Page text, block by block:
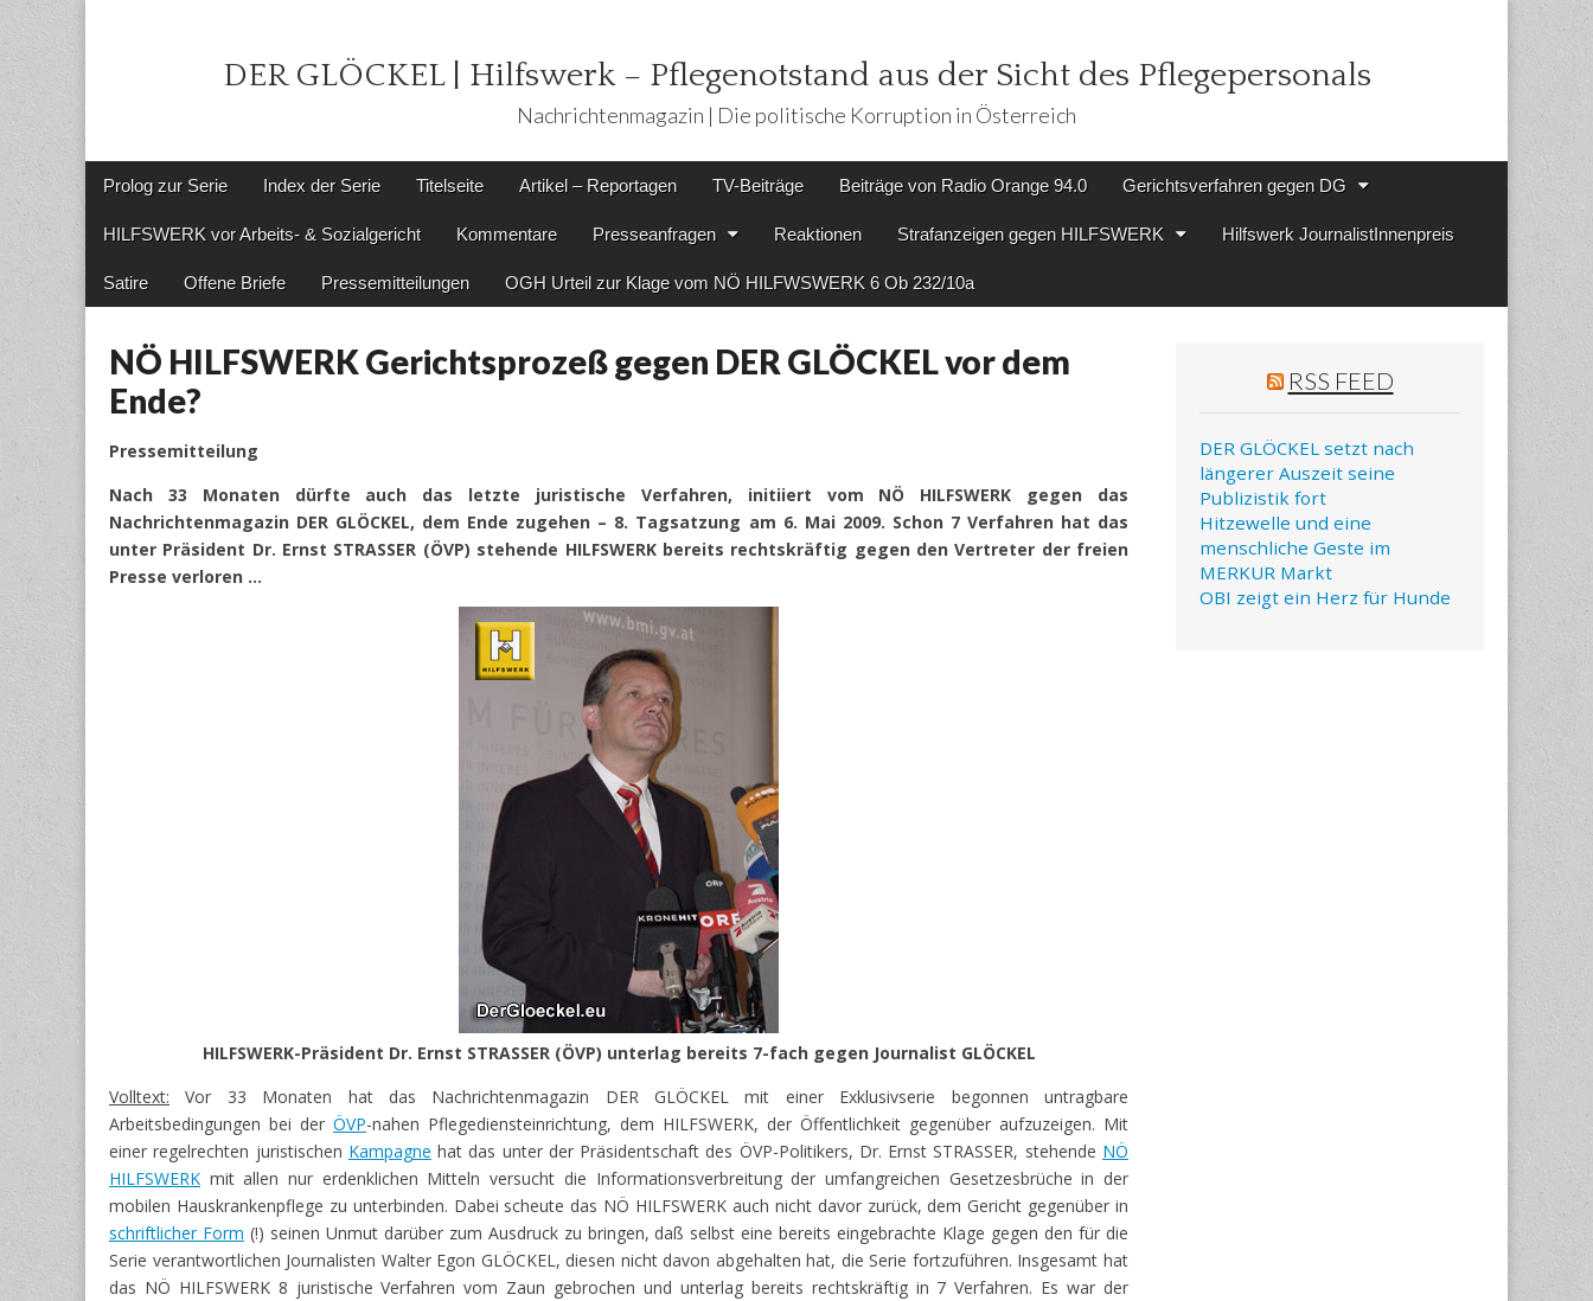
DER GLÖCKEL | Hilfswerk – Pflegenotstand aus der Sicht des Pflegepersonals
Nachrichtenmagazin | Die politische Korruption in Österreich
Main
Skip
content
Prolog zur Serie Index der Serie Titelseite Artikel – Reportagen TV-Beiträge Beiträge von Radio Orange 94.0 Gerichtsverfahren gegen DG
HILFSWERK vor Arbeits- & Sozialgericht Kommentare Presseanfragen Reaktionen Strafanzeigen gegen HILFSWERK Hilfswerk JournalistInnenpreis
Satire Offene Briefe Pressemitteilungen OGH Urteil zur Klage vom NÖ HILFWSWERK 6 Ob 232/10a
NÖ HILFSWERK Gerichtsprozeß gegen DER GLÖCKEL vor dem
Ende?
Pressemitteilung
Nach 33 Monaten dürfte auch das letzte juristische Verfahren, initiiert vom NÖ HILFSWERK gegen das
Nachrichtenmagazin DER GLÖCKEL, dem Ende zugehen – 8. Tagsatzung am 6. Mai 2009. Schon 7 Verfahren hat das
unter Präsident Dr. Ernst STRASSER (ÖVP) stehende HILFSWERK bereits rechtskräftig gegen den Vertreter der freien
Presse verloren …
HILFSWERK-Präsident Dr. Ernst STRASSER (ÖVP) unterlag bereits 7-fach gegen Journalist GLÖCKEL
Volltext: Vor 33 Monaten hat das Nachrichtenmagazin DER GLÖCKEL mit einer Exklusivserie begonnen untragbare
Arbeitsbedingungen bei der ÖVP-nahen Pflegediensteinrichtung, dem HILFSWERK, der Öffentlichkeit gegenüber aufzuzeigen. Mit
einer regelrechten juristischen Kampagne hat das unter der Präsidentschaft des ÖVP-Politikers, Dr. Ernst STRASSER, stehende NÖ
HILFSWERK mit allen nur erdenklichen Mitteln versucht die Informationsverbreitung der umfangreichen Gesetzesbrüche in der
mobilen Hauskrankenpflege zu unterbinden. Dabei scheute das NÖ HILFSWERK auch nicht davor zurück, dem Gericht gegenüber in
schriftlicher Form (!) seinen Unmut darüber zum Ausdruck zu bringen, daß selbst eine bereits eingebrachte Klage gegen den für die
Serie verantwortlichen Journalisten Walter Egon GLÖCKEL, diesen nicht davon abgehalten hat, die Serie fortzuführen. Insgesamt hat
das NÖ HILFSWERK 8 juristische Verfahren vom Zaun gebrochen und unterlag bereits rechtskräftig in 7 Verfahren. Es war der
RSS FEED
DER GLÖCKEL setzt nach
längerer Auszeit seine
Publizistik fort
Hitzewelle und eine
menschliche Geste im
MERKUR Markt
OBI zeigt ein Herz für Hunde